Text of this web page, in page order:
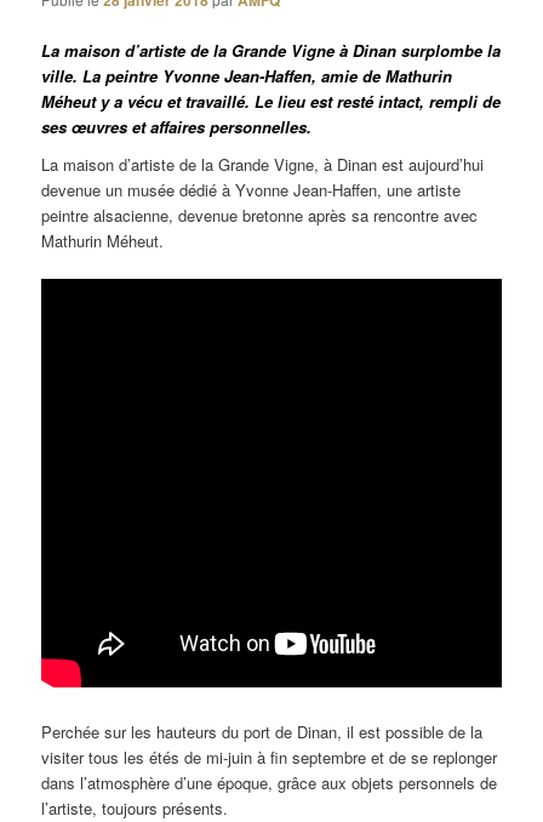
La maison d’artiste de la Grande Vigne à Dinan surplombe la
ville. La peintre Yvonne Jean-Haffen, amie de Mathurin
Méheut y a vécu et travaillé. Le lieu est resté intact, rempli de
ses œuvres et affaires personnelles.
La maison d’artiste de la Grande Vigne, à Dinan est aujourd’hui
devenue un musée dédié à Yvonne Jean-Haffen, une artiste
peintre alsacienne, devenue bretonne après sa rencontre avec
Mathurin Méheut.
Perchée sur les hauteurs du port de Dinan, il est possible de la
visiter tous les étés de mi-juin à fin septembre et de se replonger
dans l’atmosphère d’une époque, grâce aux objets personnels de
l’artiste, toujours présents.